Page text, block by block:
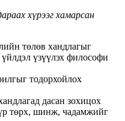
хүрээг хамарсан
төлөв хандлагыг
үзүүлэх философи
тодорхойлох
дасан зохицох
төрх, шинж, чадамжийг